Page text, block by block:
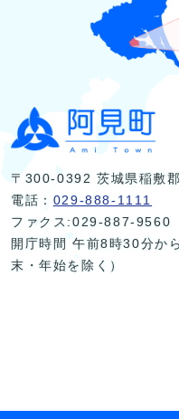
〒300-0392 茨城県稲敷
電話： 029-888-1111
ファクス:029-887-9560
開庁時間 午前8時30分か
末・年始を除く）